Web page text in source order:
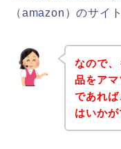
（amazon）のサイ
なので
品をア
であれ
はいかが